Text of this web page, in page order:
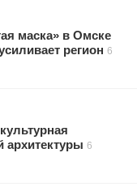
маска» в Омске
регион 6
архитектуры 6